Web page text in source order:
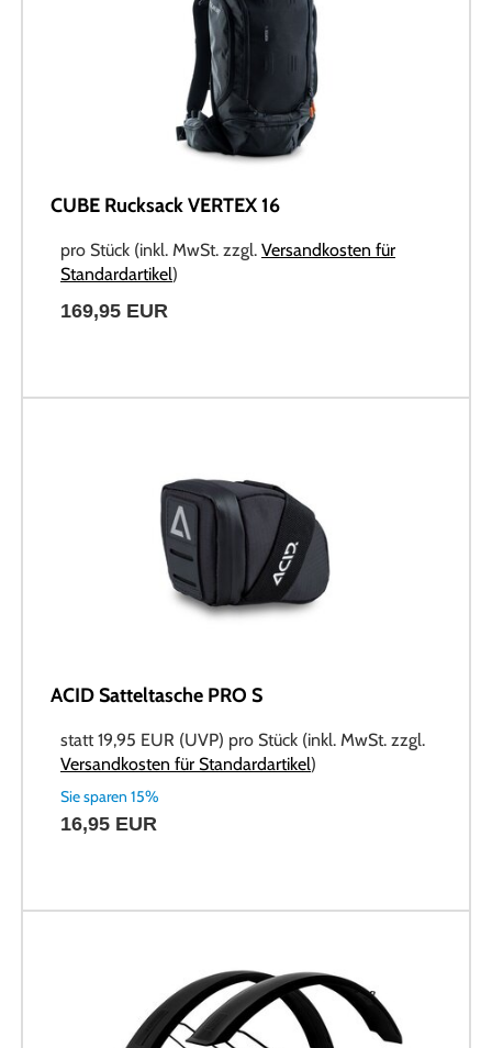
CUBE Rucksack VERTEX 16
pro Stück (inkl. MwSt. zzgl. Versandkosten für
Standardartikel)
169,95 EUR
ACID Satteltasche PRO S
statt19,95 EUR (UVP) pro Stück (inkl. MwSt. zzgl.
Versandkosten für Standardartikel)
Sie sparen 15%
16,95 EUR